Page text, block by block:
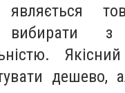
являється
вибирати з
дешево,